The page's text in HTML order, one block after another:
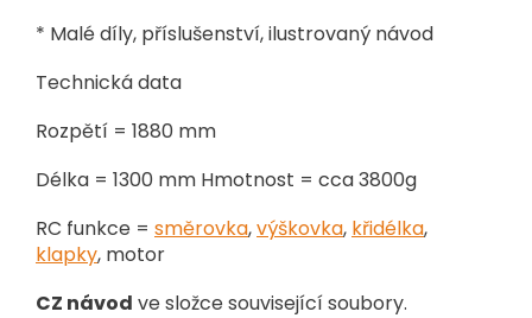
* Malé díly, příslušenství, ilustrovaný návod
Technická data
Rozpětí = 1880 mm
Délka = 1300 mm Hmotnost = cca 3800g
RC funkce = směrovka,výškovka, křidélka,
klapky, motor
CZ návod ve složce související soubory.